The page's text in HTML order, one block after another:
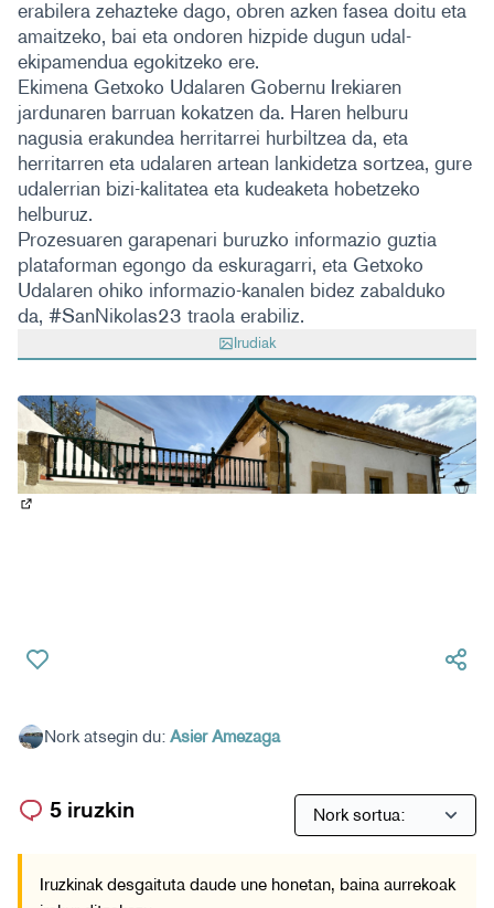
erabilera zehazteke dago, obren azken fasea doitu eta
amaitzeko, bai eta ondoren hizpide dugun udal-
ekipamendua egokitzeko ere.
Ekimena Getxoko Udalaren Gobernu Irekiaren
jardunaren barruan kokatzen da. Haren helburu
nagusia erakundea herritarrei hurbiltzea da, eta
herritarren eta udalaren artean lankidetza sortzea, gure
udalerrian bizi-kalitatea eta kudeaketa hobetzeko
helburuz.
Prozesuaren garapenari buruzko informazio guztia
plataforman egongo da eskuragarri, eta Getxoko
Udalaren ohiko informazio-kanalen bidez zabalduko
da, #SanNikolas23 traola erabiliz.
Irudiak
Nork atsegin du: Asier Amezaga
5 iruzkin
Iruzkinak desgaituta daude une honetan, baina aurrekoak